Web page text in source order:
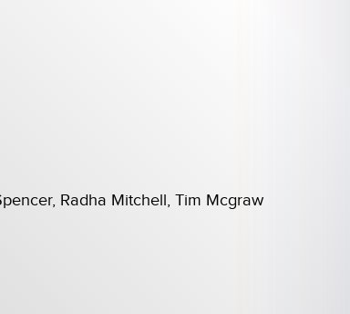
Radha Mitchell, Tim Mcgraw